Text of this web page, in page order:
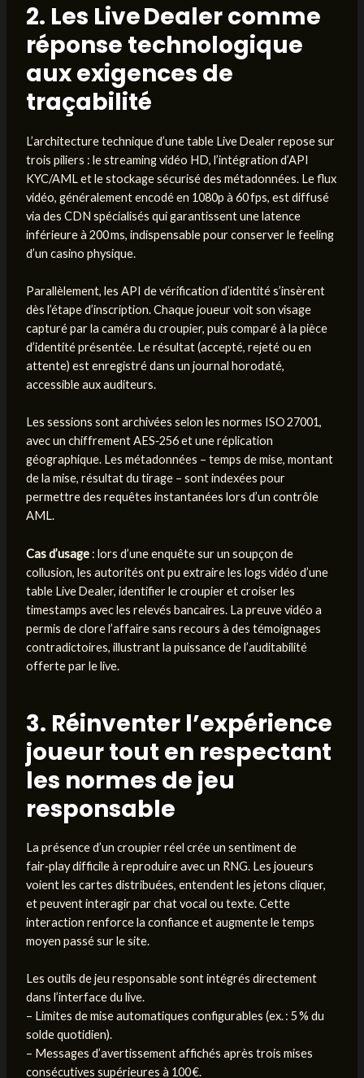
2. Les Live Dealer comme
réponse technologique
aux exigences de
traçabilité
L’architecture technique d’une table Live Dealer repose sur
trois piliers : le streaming vidéo HD, l’intégration d’API
KYC/AML et le stockage sécurisé des métadonnées. Le flux
vidéo, généralement encodé en 1080p à 60 fps, est diffusé
via des CDN spécialisés qui garantissent une latence
inférieure à 200 ms, indispensable pour conserver le feeling
d’un casino physique.
Parallèlement, les API de vérification d’identité s’insèrent
dès l’étape d’inscription. Chaque joueur voit son visage
capturé par la caméra du croupier, puis comparé à la pièce
d’identité présentée. Le résultat (accepté, rejeté ou en
attente) est enregistré dans un journal horodaté,
accessible aux auditeurs.
Les sessions sont archivées selon les normes ISO 27001,
avec un chiffrement AES‑256 et une réplication
géographique. Les métadonnées – temps de mise, montant
de la mise, résultat du tirage – sont indexées pour
permettre des requêtes instantanées lors d’un contrôle
AML.
Cas d’usage: lors d’une enquête sur un soupçon de
collusion, les autorités ont pu extraire les logs vidéo d’une
table Live Dealer, identifier le croupier et croiser les
timestamps avec les relevés bancaires. La preuve vidéo a
permis de clore l’affaire sans recours à des témoignages
contradictoires, illustrant la puissance de l’auditabilité
offerte par le live.
3. Réinventer l’expérience
joueur tout en respectant
les normes de jeu
responsable
La présence d’un croupier réel crée un sentiment de
fair‑play difficile à reproduire avec un RNG. Les joueurs
voient les cartes distribuées, entendent les jetons cliquer,
et peuvent interagir par chat vocal ou texte. Cette
interaction renforce la confiance et augmente le temps
moyen passé sur le site.
Les outils de jeu responsable sont intégrés directement
dans l’interface du live.
– Limites de mise automatiques configurables (ex. : 5 % du
solde quotidien).
– Messages d’avertissement affichés après trois mises
consécutives supérieures à 100 €.